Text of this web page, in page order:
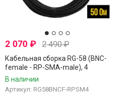
2 070 ₽ 2 490₽
Кабельная сборка RG-58 (BNC-
female - RP-SMA-male), 4
метра
В наличии
Артикул: RG58BNCF-RPSM4